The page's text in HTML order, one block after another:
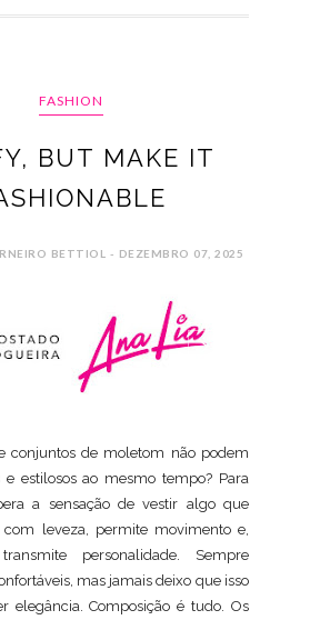
FASHION
BUT MAKE IT
BETTIOL - DEZEMBRO 07, 2025
conjuntos de moletom não podem
e estilosos ao mesmo tempo? Para
a sensação de vestir algo que
leveza, permite movimento e,
personalidade. Sempre
mas jamais deixo que isso
elegância. Composição é tudo. Os